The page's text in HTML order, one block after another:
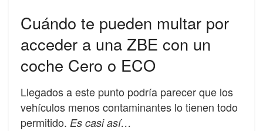
Cuándo te pueden multar por
acceder a una ZBE con un
coche Cero o ECO
Llegados a este punto podría parecer que los
vehículos menos contaminantes lo tienen todo
permitido. Es casi así…